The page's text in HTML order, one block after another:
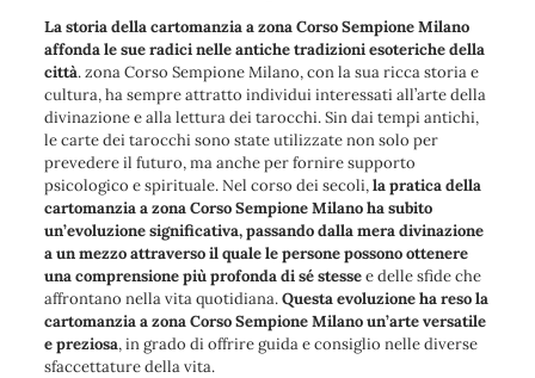
La storia della cartomanzia a zona Corso Sempione Milano
affonda le sue radici nelle antiche tradizioni esoteriche della
città. zona Corso Sempione Milano, con la sua ricca storia e
cultura, ha sempre attratto individui interessati all’arte della
divinazione e alla lettura dei tarocchi. Sin dai tempi antichi,
le carte dei tarocchi sono state utilizzate non solo per
prevedere il futuro, ma anche per fornire supporto
psicologico e spirituale. Nel corso dei secoli,la pratica della
cartomanzia a zona Corso Sempione Milano ha subito
un’evoluzione significativa, passando dalla mera divinazione
a un mezzo attraverso il quale le persone possono ottenere
una comprensione più profonda di sé stessee delle sfide che
affrontano nella vita quotidiana.Questa evoluzione ha reso la
cartomanzia a zona Corso Sempione Milano un’arte versatile
e preziosa, in grado di offrire guida e consiglio nelle diverse
sfaccettature della vita.